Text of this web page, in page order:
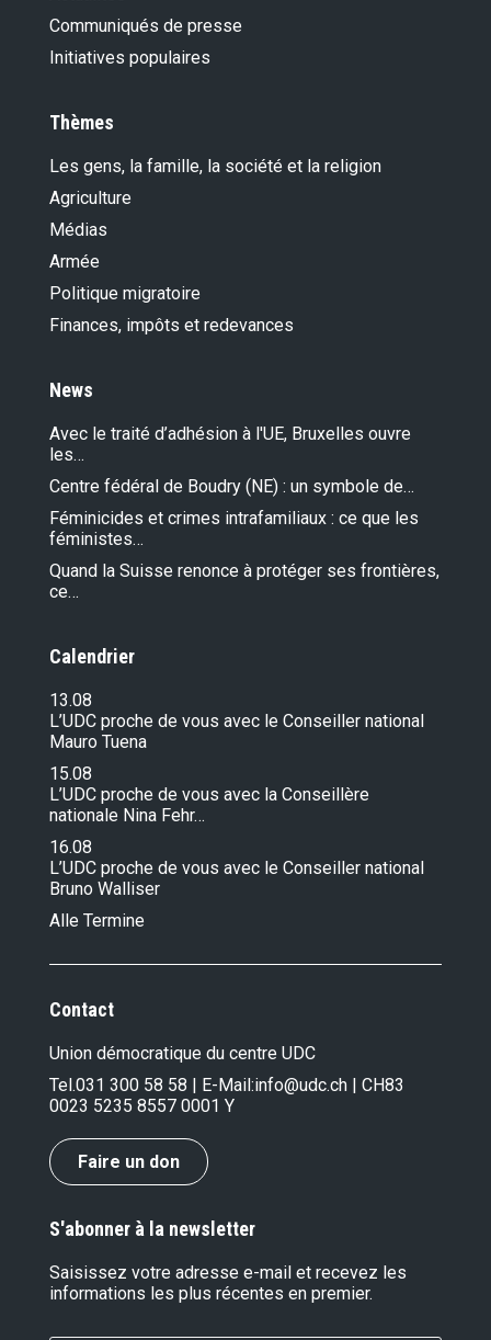
Communiqués de presse
Initiatives populaires
Thèmes
Les gens, la famille, la société et la religion
Agriculture
Médias
Armée
Politique migratoire
Finances, impôts et redevances
News
Avec le traité d’adhésion à l'UE, Bruxelles ouvre
les…
Centre fédéral de Boudry (NE) : un symbole de…
Féminicides et crimes intrafamiliaux : ce que les
féministes…
Quand la Suisse renonce à protéger ses frontières,
ce…
Calendrier
13.08
L’UDC proche de vous avec le Conseiller national
Mauro Tuena
15.08
L’UDC proche de vous avec la Conseillère
nationale Nina Fehr…
16.08
L’UDC proche de vous avec le Conseiller national
Bruno Walliser
Alle Termine
Contact
Union démocratique du centre UDC
Tel.031 300 58 58 | E-Mail:info@udc.ch | CH83
0023 5235 8557 0001 Y
Faire un don
S'abonner à la newsletter
Saisissez votre adresse e-mail et recevez les
informations les plus récentes en premier.